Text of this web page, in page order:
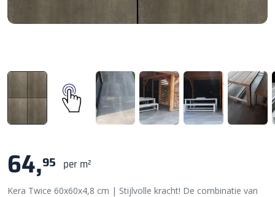
64,95 per m²
Kera Twice 60x60x4,8 cm | Stijlvolle kracht! De combinatie van